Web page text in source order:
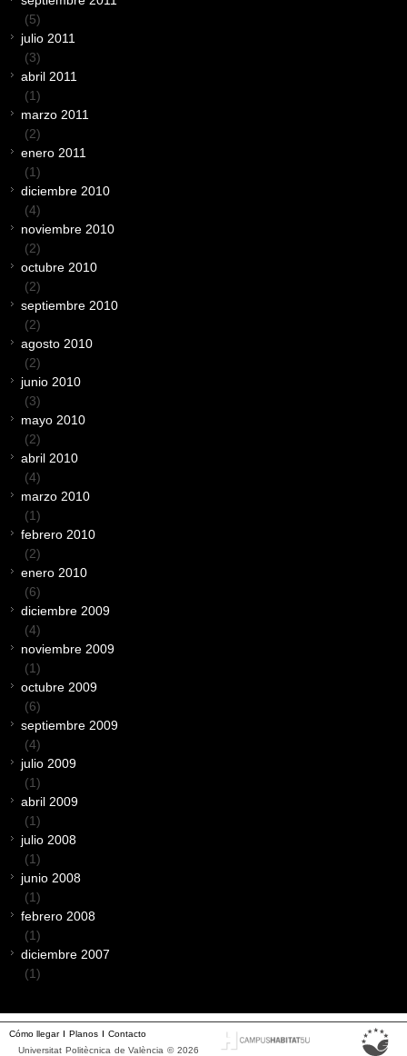
(5)
julio 2011
(3)
abril 2011
(1)
marzo 2011
(2)
enero 2011
(1)
diciembre 2010
(4)
noviembre 2010
(2)
octubre 2010
(2)
septiembre 2010
(2)
agosto 2010
(2)
junio 2010
(3)
mayo 2010
(2)
abril 2010
(4)
marzo 2010
(1)
febrero 2010
(2)
enero 2010
(6)
diciembre 2009
(4)
noviembre 2009
(1)
octubre 2009
(6)
septiembre 2009
(4)
julio 2009
(1)
abril 2009
(1)
julio 2008
(1)
junio 2008
(1)
febrero 2008
(1)
diciembre 2007
(1)
Cómo llegar Planos
Contacto
Universitat Politècnica de València © 2026